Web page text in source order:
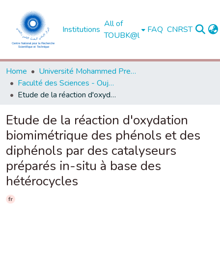
Institutions
All of
TOUBK@l
FAQ CNRST
Home
Université Mohammed Premier - Oujda
Faculté des Sciences - Oujda
Etude de la réaction d'oxydation biomimétrique des phénols et des diphénols par des catalyseurs préparés in-situ à base des hétérocycles
Etude de la réaction d'oxydation
biomimétrique des phénols et des
diphénols par des catalyseurs
préparés in-situ à base des
hétérocycles
fr